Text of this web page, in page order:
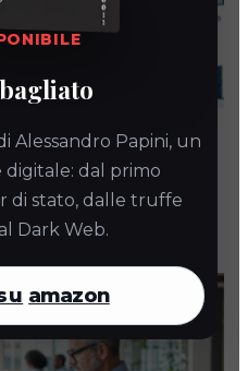
Alessandro Papini, un
digitale: dal primo
di stato, dalle truffe
Dark Web.
amazon
Backup Aziendale
2026